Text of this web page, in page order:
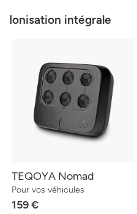
Ionisation intégrale
TEQOYA Nomad
Pour vos véhicules
159 €